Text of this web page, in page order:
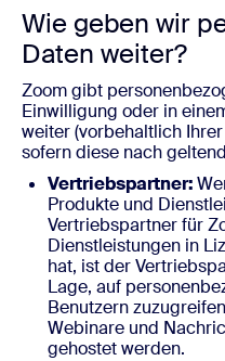
Wie geben wir
Daten weiter?
Zoom gibt
Einwilligung oder in
weiter (vorbehaltlich
sofern diese nach
Vertriebspartner:
Produkte und
Vertriebspartner für
Dienstleistungen in
hat, ist der
Lage, auf
Benutzern
Webinare und
gehostet werden.